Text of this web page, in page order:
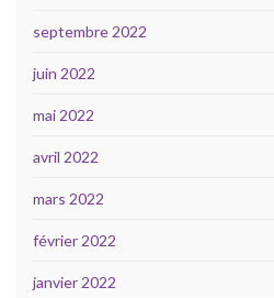
septembre 2022
juin 2022
mai 2022
avril 2022
mars 2022
février 2022
janvier 2022